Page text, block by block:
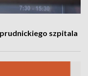
szpitala